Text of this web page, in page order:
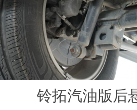
铃拓汽油版后